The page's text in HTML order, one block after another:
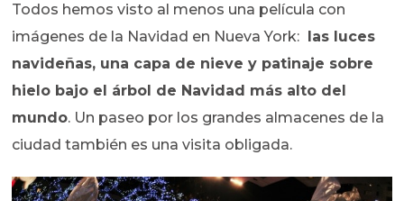
Todos hemos visto al menos una película con
imágenes de la Navidad en Nueva York:
las luces
navideñas, una capa de nieve y patinaje sobre
hielo bajo el árbol de Navidad más alto del
mundo. Un paseo por los grandes almacenes de la
ciudad también es una visita obligada.